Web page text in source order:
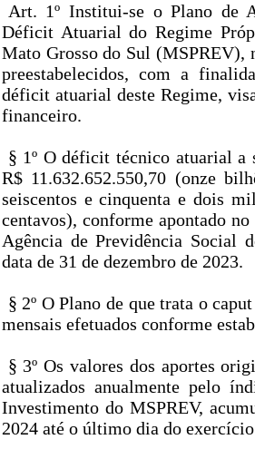
Art. 1º Institui-se o Plano de
Déficit Atuarial do Regime
Mato Grosso do Sul (MSPREV),
preestabelecidos, com a
déficit atuarial deste Regime,
financeiro.
§ 1º O déficit técnico atuarial a
R$ 11.632.652.550,70 (onze
seiscentos e cinquenta e dois
centavos), conforme apontado
Agência de Previdência Social
data de 31 de dezembro de 2023.
§ 2º O Plano de que trata o
mensais efetuados conforme
§ 3º Os valores dos aportes
atualizados anualmente pelo
Investimento do MSPREV,
2024 até o último dia do